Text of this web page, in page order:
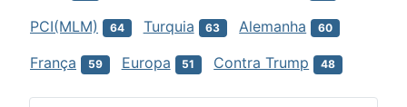
PCI(MLM) 64 Turquia 63 Alemanha 60
França 59 Europa 51 Contra Trump 48